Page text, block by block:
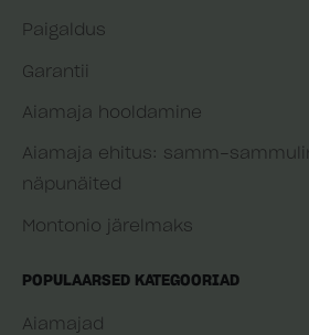
Paigaldus
Garantii
Aiamaja hooldamine
Aiamaja ehitus: samm-
näpunäited
Montonio järelmaks
POPULAARSED KATEGOORIAD
Aiamajad